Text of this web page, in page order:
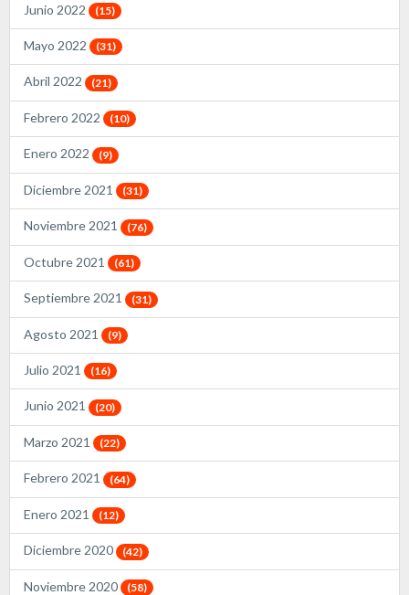
Junio 2022 (15)
Mayo 2022 (31)
Abril 2022 (21)
Febrero 2022 (10)
Enero 2022 (9)
Diciembre 2021 (31)
Noviembre 2021 (76)
Octubre 2021 (61)
Septiembre 2021 (31)
Agosto 2021 (9)
Julio 2021 (16)
Junio 2021 (20)
Marzo 2021 (22)
Febrero 2021 (64)
Enero 2021 (12)
Diciembre 2020 (42)
Noviembre 2020 (58)